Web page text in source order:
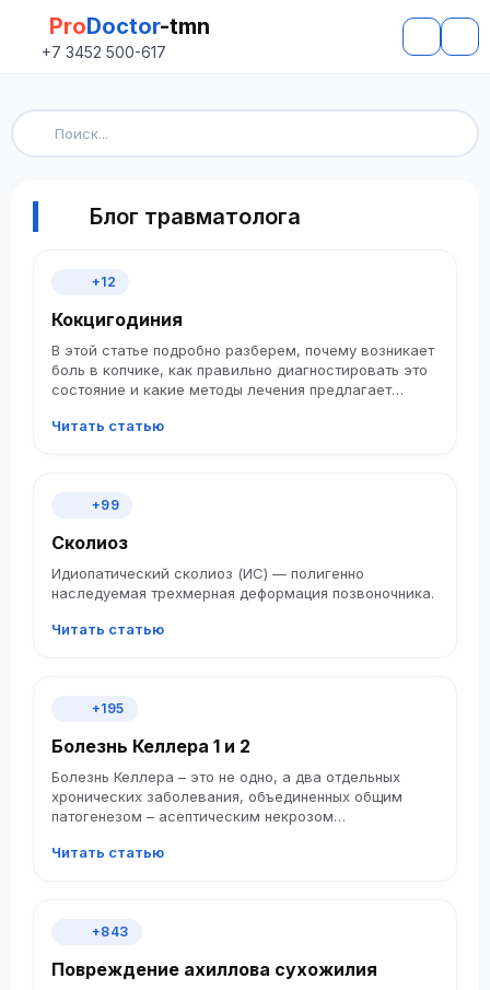
ProDoctor-tmn
+7 3452 500-617
Блог травматолога
+12
Кокцигодиния
В этой статье подробно разберем, почему возникает
боль в копчике, как правильно диагностировать это
состояние и какие методы лечения предлагает
до хирургического вмешательства.
Читать статью
+99
Сколиоз
Идиопатический сколиоз (ИС) — полигенно
наследуемая трехмерная деформация позвоночника.
Читать статью
+195
Болезнь Келлера 1 и 2
Болезнь Келлера – это не одно, а два отдельных
хронических заболевания, объединенных общим
патогенезом – асептическим некрозом
Читать статью
+843
Повреждение ахиллова сухожилия